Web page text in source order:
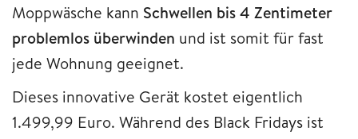
Moppwäsche kann Schwellen bis 4 Zentimeter
problemlos überwinden und ist somit für fast
jede Wohnung geeignet.
Dieses innovative Gerät kostet eigentlich
1.499,99 Euro. Während des Black Fridays ist